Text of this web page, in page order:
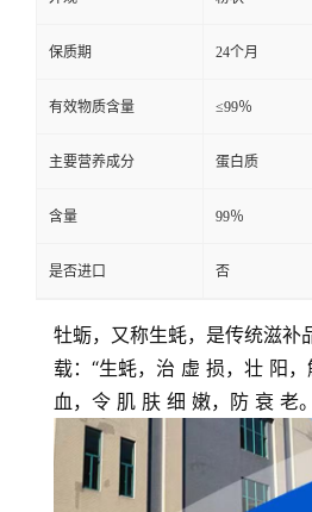
保质期 24个月
有效物质含量 ≤99％
主要营养成分 蛋白质
含量 99％
是否进口 否
牡蛎，又称生蚝，是传统滋补
载：“生蚝，治 虚 损，壮 阳
血，令 肌 肤 细 嫩，防 衰 老